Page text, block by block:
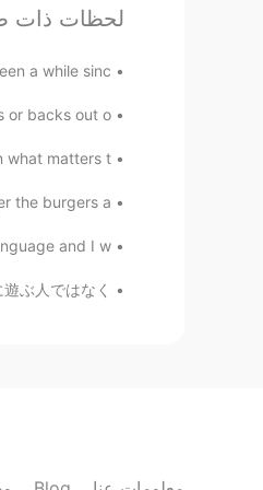
CN
Judy C.
LLR
Jane
لحظات ذات
a while sinc...
backs out o...
matters t...
burgers a...
and I w...
遊ぶ人ではなく、...